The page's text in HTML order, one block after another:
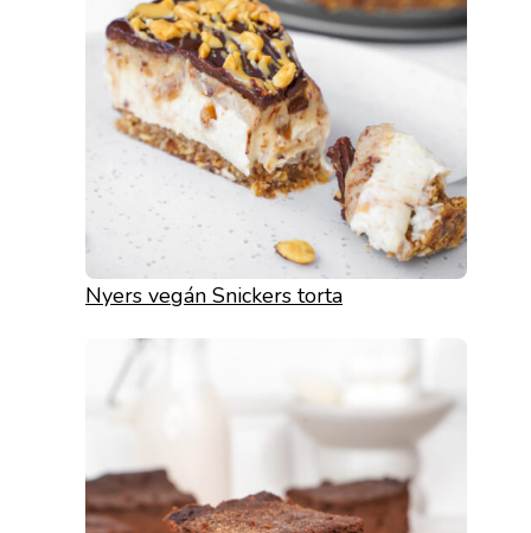
Nyers vegán Snickers torta